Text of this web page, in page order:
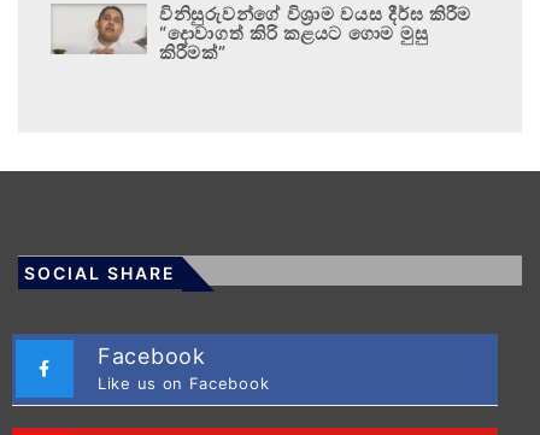
විනිසුරුවන්ගේ විශ්‍රාම වයස දීර්ඝ කිරීම
“දොවාගත් කිරි කළයට ගොම මුසු
කිරීමක්”
SOCIAL SHARE
Facebook
Like us on Facebook